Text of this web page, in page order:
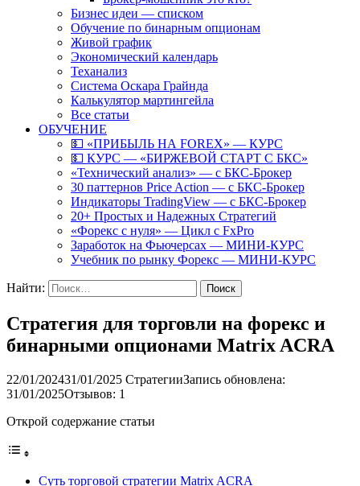
Бизнес идеи — списком
Обучение по бинарным опционам
Живой график
Экономический календарь
Теханализ
Система Оскара Грайнда
Калькулятор мартингейла
Все статьи
ОБУЧЕНИЕ
💵 «ПРИБЫЛЬ НА FOREX» — КУРС
💵 КУРС — «БИРЖЕВОЙ СТАРТ С БКС»
«Технический анализ» — с БКС-Брокер
30 паттернов Price Action — с БКС-Брокер
Индикаторы TradingView — с БКС-Брокер
20+ Простых и Надежных Стратегий
«Форекс с нуля» — Цикл с FxPro
Заработок на Фьючерсах — МИНИ-КУРС
Учебник по рынку Форекс — МИНИ-КУРС
Найти:
Стратегия для торговли на форекс и
бинарными опционами Matrix ACRA
22/01/202431/01/2025 СтратегииЗапись обновлена:
31/01/2025Отзывов: 1
Открой содержание статьи
Суть торговой стратегии Matrix ACRA